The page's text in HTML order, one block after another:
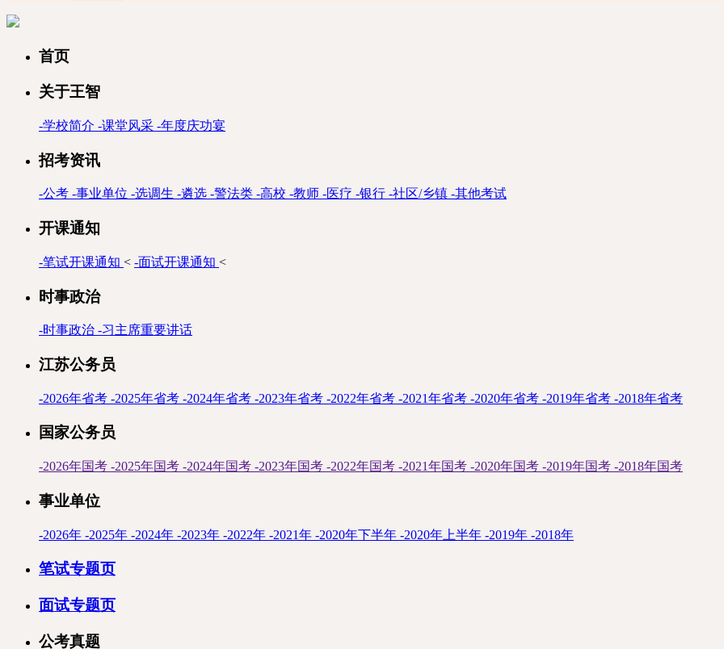
首页
关于王智
-学校简介 -课堂风采 -年度庆功宴
招考资讯
-公考 -事业单位 -选调生 -遴选 -警法类 -高校 -教师 -医疗 -银行 -社区/乡镇 -其他考试
开课通知
-笔试开课通知 < -面试开课通知 <
时事政治
-时事政治 -习主席重要讲话
江苏公务员
-2026年省考 -2025年省考 -2024年省考 -2023年省考 -2022年省考 -2021年省考 -2020年省考 -2019年省考 -2018年省考
国家公务员
-2026年国考 -2025年国考 -2024年国考 -2023年国考 -2022年国考 -2021年国考 -2020年国考 -2019年国考 -2018年国考
事业单位
-2026年 -2025年 -2024年 -2023年 -2022年 -2021年 -2020年下半年 -2020年上半年 -2019年 -2018年
笔试专题页
面试专题页
公考真题